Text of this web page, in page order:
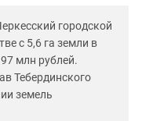
городской
с 5,6 га земли в
млн рублей.
Тебердинского
земель